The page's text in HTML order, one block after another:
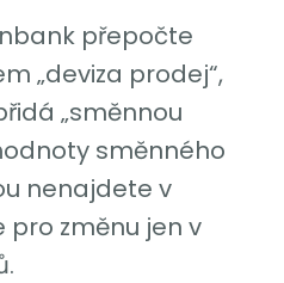
přepočte
„deviza prodej“,
„směnnou
směnného
nenajdete v
pro změnu jen v